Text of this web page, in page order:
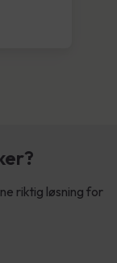
riktig løsning for